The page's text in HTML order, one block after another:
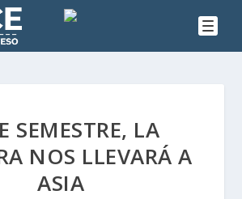
SEMESTRE, LA
NOS LLEVARÁ A
ASIA